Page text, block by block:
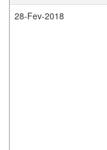
28-Fev-2018